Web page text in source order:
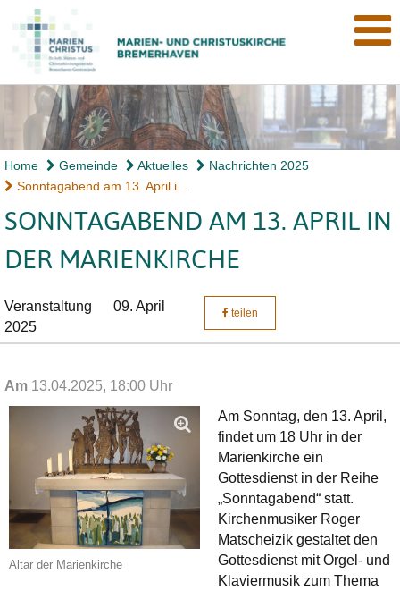
Home Gemeinde Aktuelles
Nachrichten 2025
Sonntagabend am 13. April i...
SONNTAGABEND AM 13. APRIL IN
DER MARIENKIRCHE
Veranstaltung
09. April
2025
teilen
Am 13.04.2025, 18:00 Uhr
Altar der Marienkirche
Am Sonntag, den 13. April,
findet um 18 Uhr in der
Marienkirche ein
Gottesdienst in der Reihe
„Sonntagabend“ statt.
Kirchenmusiker Roger
Matscheizik gestaltet den
Gottesdienst mit Orgel- und
Klaviermusik zum Thema